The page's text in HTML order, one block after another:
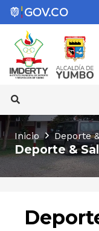
Inicio Deporte
Deporte &